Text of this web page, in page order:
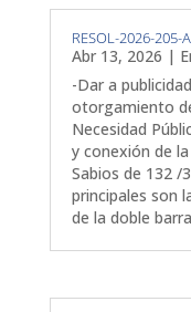
RESOL-2026-205-
Abr 13, 2026 |
-Dar a
otorgamiento
Necesidad
y conexión de
Sabios de 132 /
principales son
de la doble